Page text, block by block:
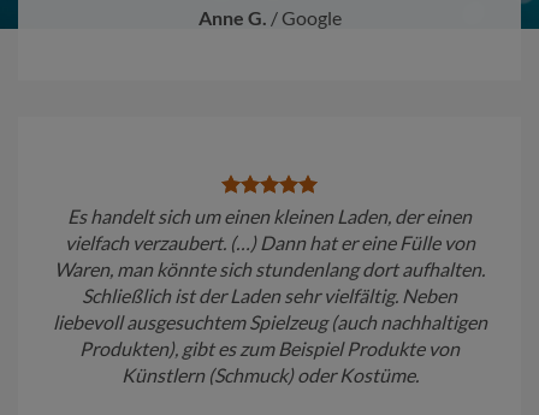
Anne G. / Google
Es handelt sich um einen kleinen Laden, der einen
vielfach verzaubert. (…) Dann hat er eine Fülle von
Waren, man könnte sich stundenlang dort aufhalten.
Schließlich ist der Laden sehr vielfältig. Neben
liebevoll ausgesuchtem Spielzeug (auch nachhaltigen
Produkten), gibt es zum Beispiel Produkte von
Künstlern (Schmuck) oder Kostüme.